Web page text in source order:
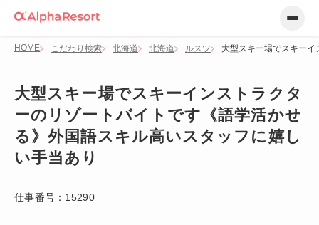
HOME こだわり検索 北海道 北海道 ルスツ 大型スキー場でスキー
大型スキー場でスキーインストラクタ
ーのリゾートバイトです《語学活かせ
る》外国語スキル高いスタッフに嬉し
い手当あり
仕事番号： 15290